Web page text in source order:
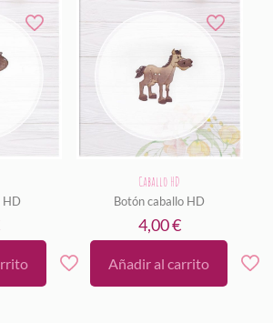
HD
Caballo HD
Botón caballo HD
4,00€
Añadir al carrito